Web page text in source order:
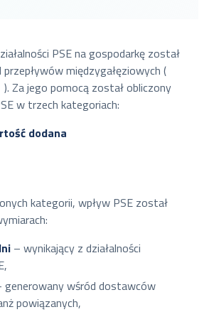
PSE na gospodarkę został
międzygałęziowych (
). Za jego pomocą został obliczony
w trzech kategoriach:
dodana
kategorii, wpływ PSE został
– wynikający z działalności
wśród dostawców
powiązanych,